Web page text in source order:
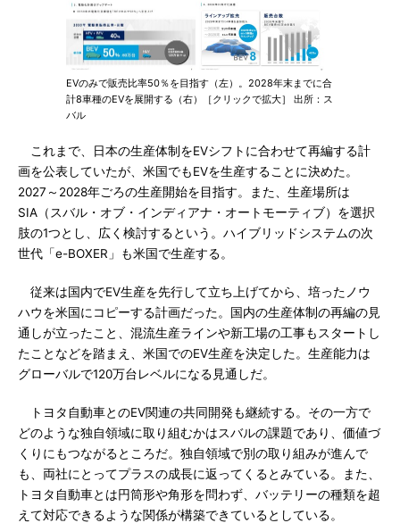
EVのみで販売比率50％を目指す（左）。2028年末までに合
計8車種のEVを展開する（右）［クリックで拡大］ 出所：ス
バル
これまで、日本の生産体制をEVシフトに合わせて再編する計
画を公表していたが、米国でもEVを生産することに決めた。
2027～2028年ごろの生産開始を目指す。また、生産場所は
SIA（スバル・オブ・インディアナ・オートモーティブ）を選択
肢の1つとし、広く検討するという。ハイブリッドシステムの次
世代「e-BOXER」も米国で生産する。
従来は国内でEV生産を先行して立ち上げてから、培ったノウ
ハウを米国にコピーする計画だった。国内の生産体制の再編の見
通しが立ったこと、混流生産ラインや新工場の工事もスタートし
たことなどを踏まえ、米国でのEV生産を決定した。生産能力は
グローバルで120万台レベルになる見通しだ。
トヨタ自動車とのEV関連の共同開発も継続する。その一方で
どのような独自領域に取り組むかはスバルの課題であり、価値づ
くりにもつながるところだ。独自領域で別の取り組みが進んで
も、両社にとってプラスの成長に返ってくるとみている。また、
トヨタ自動車とは円筒形や角形を問わず、バッテリーの種類を超
えて対応できるような関係が構築できているとしている。